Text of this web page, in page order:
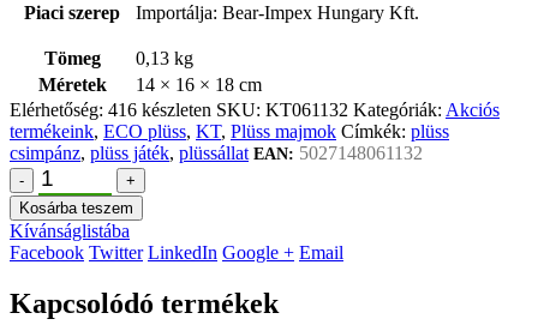
Piaci szerep Importálja: Bear-Impex Hungary Kft.
Tömeg
0,13 kg
Méretek
14 × 16 × 18 cm
Elérhetőség: 416 készleten SKU: KT061132 Kategóriák: Akciós
termékeink, ECO plüss, KT, Plüss majmok Címkék: plüss
csimpánz, plüss játék, plüssállat EAN: 5027148061132
-
+
Kosárba teszem
Kívánságlistába
Facebook Twitter LinkedIn Google + Email
Kapcsolódó termékek